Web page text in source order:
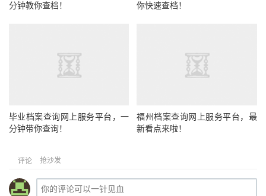
分钟教你查档！
你快速查档！
毕业档案查询网上服务平台，一
分钟带你查询！
福州档案查询网上服务平台，最
新看点来啦！
评论 抢沙发